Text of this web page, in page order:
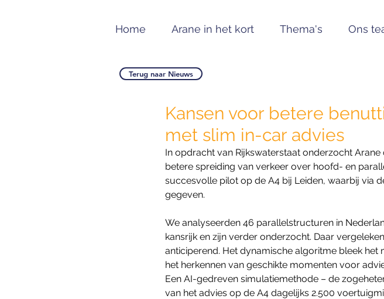
Home Arane in het kort Thema's Ons
Terug naar Nieuws
Kansen voor betere
met slim in-car advies
In opdracht van Rijkswaterstaat onderzocht
betere spreiding van verkeer over hoofd- en
succesvolle pilot op de A4 bij Leiden, waarbij via
gegeven.
We analyseerden 46 parallelstructuren in
kansrijk en zijn verder onderzocht. Daar
anticiperend. Het dynamische algoritme bleek het
het herkennen van geschikte momenten voor
Een AI-gedreven simulatiemethode – de
van het advies op de A4 dagelijks 2.500